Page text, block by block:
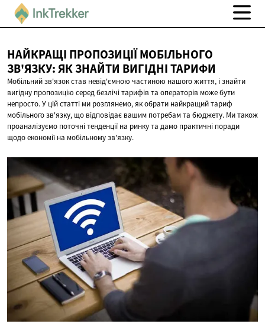
НАЙКРАЩІ ПРОПОЗИЦІЇ МОБІЛЬНОГО
ЗВ'ЯЗКУ: ЯК ЗНАЙТИ ВИГІДНІ ТАРИФИ
Мобільний зв'язок став невід'ємною частиною нашого життя, і знайти
вигідну пропозицію серед безлічі тарифів та операторів може бути
непросто. У цій статті ми розглянемо, як обрати найкращий тариф
мобільного зв'язку, що відповідає вашим потребам та бюджету. Ми також
проаналізуємо поточні тенденції на ринку та дамо практичні поради
щодо економії на мобільному зв'язку.